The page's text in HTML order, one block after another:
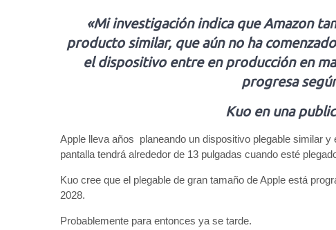
«Mi investigación indica que Amazon
producto similar, que aún no ha
el dispositivo entre en producción en
progresa
Kuo en una
Apple lleva años planeando un dispositivo plegable similar
pantalla tendrá alrededor de 13 pulgadas cuando esté
Kuo cree que el plegable de gran tamaño de Apple está
2028.
Probablemente para entonces ya se tarde.